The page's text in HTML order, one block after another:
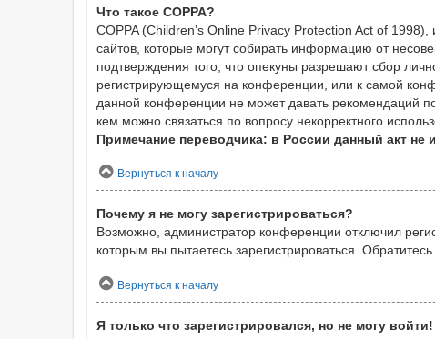
Что такое COPPA?
COPPA (Children’s Online Privacy Protection Act of
сайтов, которые могут собирать информацию от
подтверждения того, что опекуны разрешают сбор
регистрирующемуся на конференции, или к самой
данной конференции не может давать рекомендаций
кем можно связаться по вопросу некорректного
Примечание переводчика: в России данный акт не
Вернуться к началу
Почему я не могу зарегистрироваться?
Возможно, администратор конференции отключил
которым вы пытаетесь зарегистрироваться.
Вернуться к началу
Я только что зарегистрировался, но не могу войти!